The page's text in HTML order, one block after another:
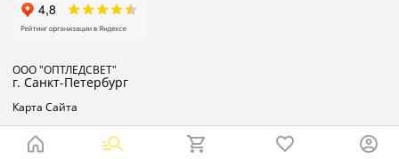
ООО "ОПТЛЕДСВЕТ"
г. Санкт-Петербург
Карта Сайта